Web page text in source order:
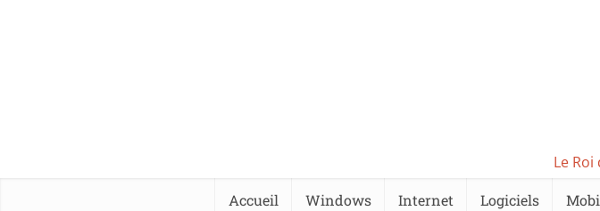
Le Roi
Accueil Windows Internet Logiciels